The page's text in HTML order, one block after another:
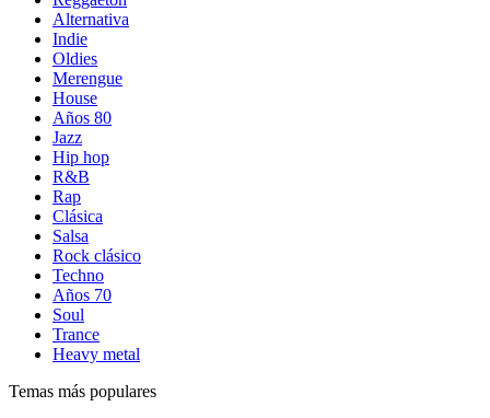
Alternativa
Indie
Oldies
Merengue
House
Años 80
Jazz
Hip hop
R&B
Rap
Clásica
Salsa
Rock clásico
Techno
Años 70
Soul
Trance
Heavy metal
Temas más populares